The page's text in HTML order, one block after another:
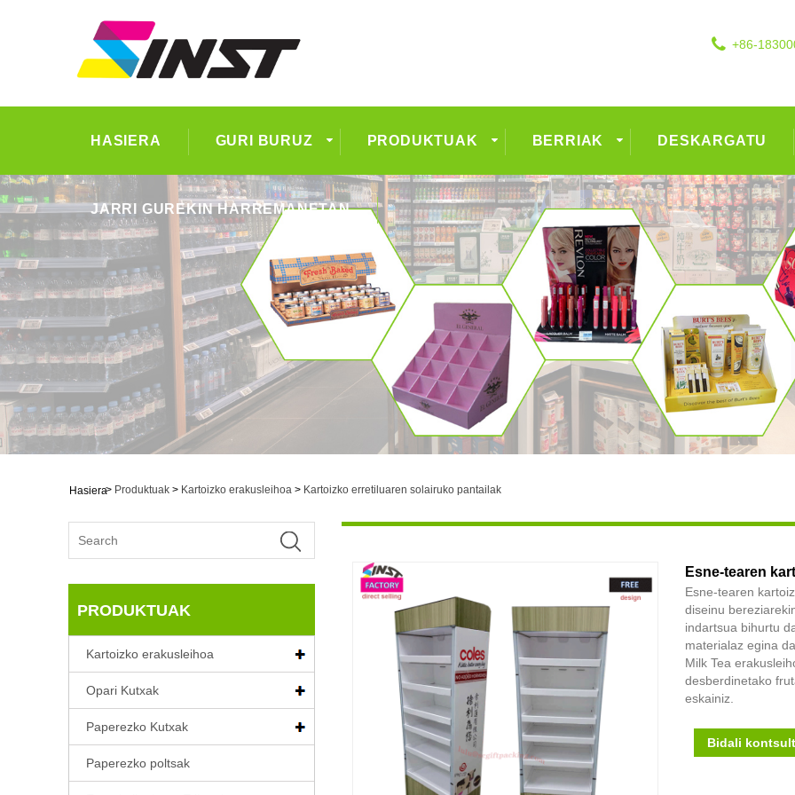
+86-
HASIERA GURI BURUZ PRODUKTUAK BERRIAK DESKARGATU
JARRI GUREKIN HARREMANETAN
Hasiera> Produktuak > Kartoizko erakusleihoa > Kartoizko erretiluaren solairuko pantailak
PRODUKTUAK
Kartoizko erakusleihoa
Opari Kutxak
Paperezko Kutxak
Paperezko poltsak
Esne-tearen
Esne-tearen
diseinu
indartsua bihurtu
materialaz egina
Milk Tea
desberdinetako
eskainiz.
Bidali